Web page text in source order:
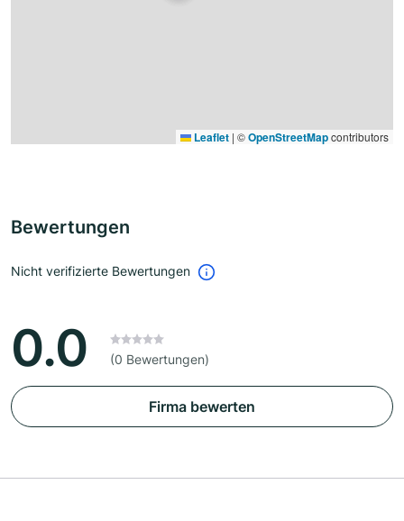
Leaflet | ©OpenStreetMapcontributors
Bewertungen
Nicht verifizierte Bewertungen
0.0 (0 Bewertungen)
Firma bewerten